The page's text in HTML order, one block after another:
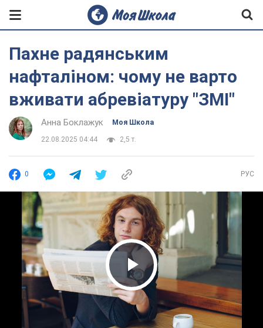
Пахне радянським
нафталіном: чому не варто
вживати абревіатуру "ЗМІ"
Анна Боклажук Моя Школа
22.08.2025 04:44 2,5 т.
0 РУС
Play Video